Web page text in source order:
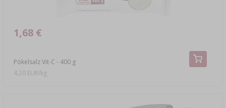
Pökelsalz Vit-C - 400 g
1,68 €
4,20 EUR/kg